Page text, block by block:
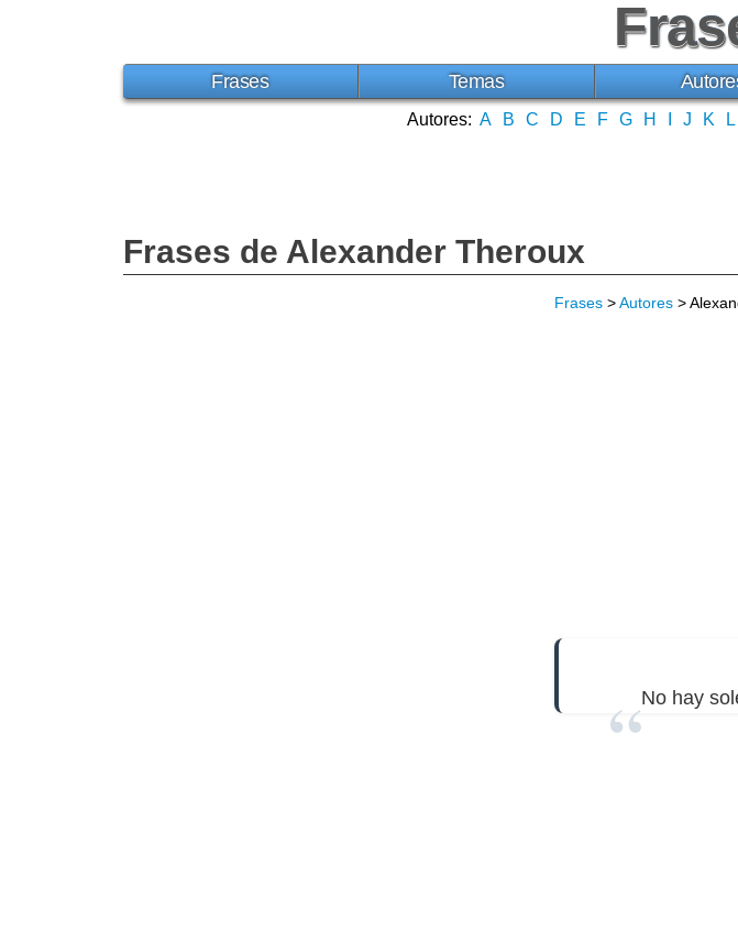
Frases Temas
Autores: A B C D E F G H J K L
Frases de Alexander Theroux
Frases >Autores >
No hay